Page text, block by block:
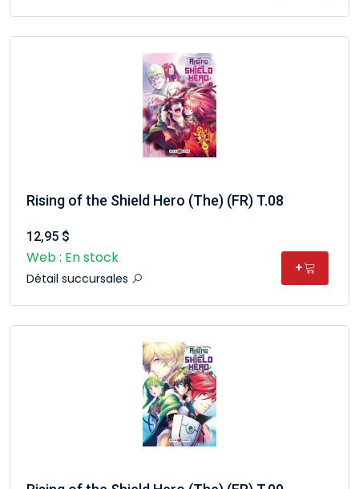
Rising of the Shield Hero (The) (FR) T.08
12,95 $
Web : En stock
Détail succursales
+